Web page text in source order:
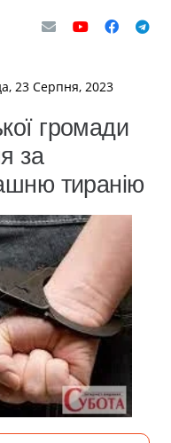
23 Серпня, 2023
громади
за
тиранію